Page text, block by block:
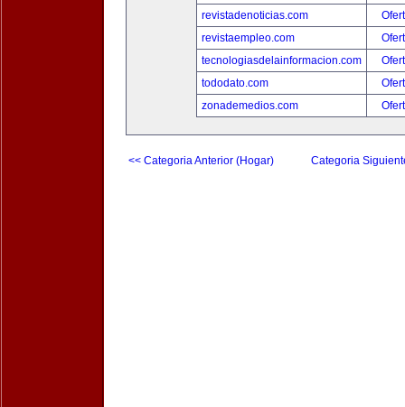
revistadenoticias.com
revistaempleo.com
tecnologiasdelainformacion.com
tododato.com
zonademedios.com
<< Categoria Anterior (Hogar) Categoria